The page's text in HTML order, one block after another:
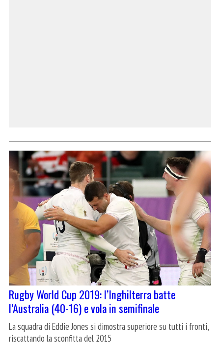
Rugby World Cup 2019: l’Inghilterra batte
l’Australia (40-16) e vola in semifinale
La squadra di Eddie Jones si dimostra superiore su tutti i fronti,
riscattando la sconfitta del 2015